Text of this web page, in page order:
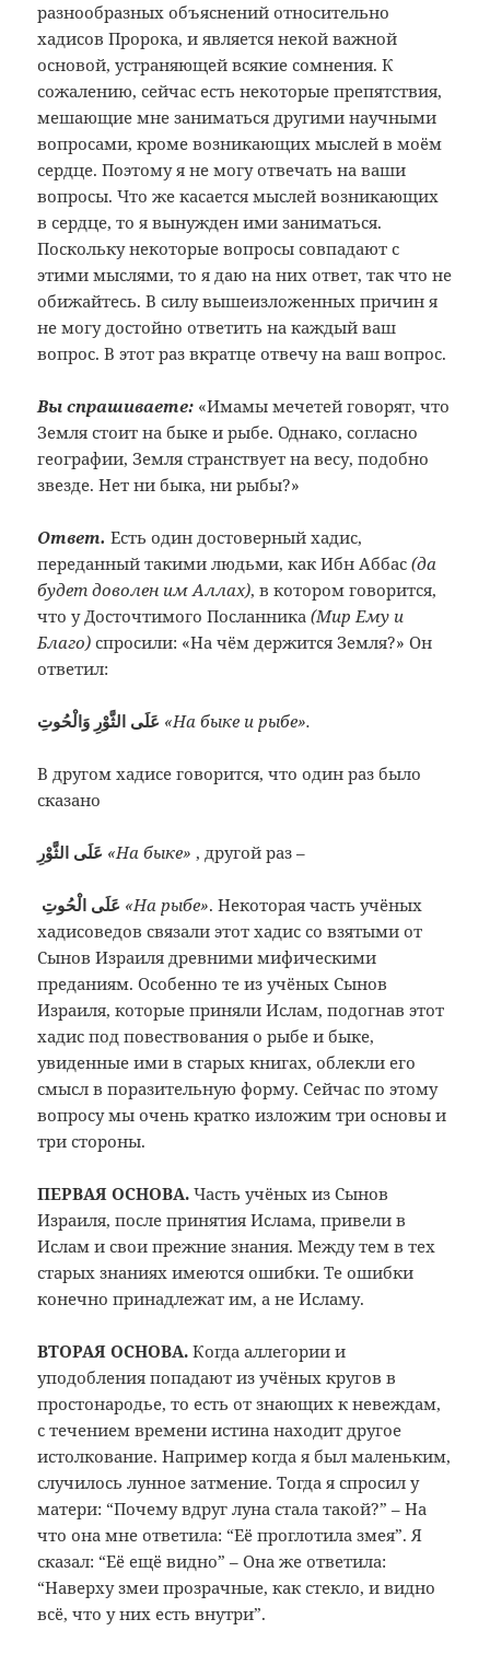
разнообразных объяснений относительно
хадисов Пророка, и является некой важной
основой, устраняющей всякие сомнения. К
сожалению, сейчас есть некоторые препятствия,
мешающие мне заниматься другими научными
вопросами, кроме возникающих мыслей в моём
сердце. Поэтому я не могу отвечать на ваши
вопросы. Что же касается мыслей возникающих
в сердце, то я вынужден ими заниматься.
Поскольку некоторые вопросы совпадают с
этими мыслями, то я даю на них ответ, так что не
обижайтесь. В силу вышеизложенных причин я
не могу достойно ответить на каждый ваш
вопрос. В этот раз вкратце отвечу на ваш вопрос.
Вы спрашиваете: «Имамы мечетей говорят, что
Земля стоит на быке и рыбе. Однако, согласно
географии, Земля странствует на весу, подобно
звезде. Нет ни быка, ни рыбы?»
Ответ. Есть один достоверный хадис,
переданный такими людьми, как Ибн Аббас(да
будет доволен им Аллах), в котором говорится,
что у Досточтимого Посланника(Мир Ему и
Благо) спросили: «На чём держится Земля?»Он
ответил:
«На быке и рыбе».
В другом хадисе говорится, что один раз было
сказано
«На быке» , другой раз –
عَلَى الْحُوتِ «На рыбе». Некоторая часть учёных
хадисоведов связали этот хадис со взятыми от
Сынов Израиля древними мифическими
преданиям. Особенно те из учёных Сынов
Израиля, которые приняли Ислам, подогнав этот
хадис под повествования о рыбе и быке,
увиденные ими в старых книгах, облекли его
смысл в поразительную форму. Сейчас по этому
вопросу мы очень кратко изложим три основы и
три стороны.
ПЕРВАЯ ОСНОВА. Часть учёных из Сынов
Израиля, после принятия Ислама, привели в
Ислам и свои прежние знания. Между тем в тех
старых знаниях имеются ошибки. Те ошибки
конечно принадлежат им, а не ­Исламу.
ВТОРАЯ ОСНОВА.Когда аллегории и
уподобления попадают из учёных кругов в
простонародье, то есть от знающих к невеждам,
с течением времени истина находит другое
истолкование. Например когда я был маленьким,
случилось лунное затмение. Тогда я спросил у
матери: “Почему вдруг луна стала такой?” – На
что она мне ответила: “Её проглотила змея”. Я
сказал: “Её ещё видно” – Она же ответила:
“Наверху змеи прозрачные, как стекло, и видно
всё, что у них есть внутри”.